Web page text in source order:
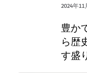
2024年
豊か
ら歴
す盛